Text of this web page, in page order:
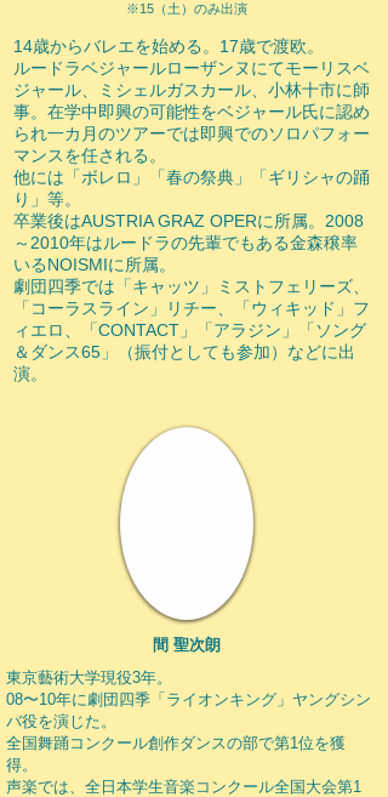
※15（土）のみ出演
14歳からバレエを始める。 17歳で渡欧。
ルードラベジャールローザンヌにてモーリスベ
ジャール、ミシェルガスカール、小林十市に師
事。 在学中即興の可能性をベジャール氏に認め
られ一カ月のツアーでは即興でのソロパフォー
マンスを任される。
他には「ボレロ」「春の祭典」「ギリシャの踊
り」等。
卒業後はAUSTRIA GRAZ OPERに所属。2008
～2010年はルードラの先輩でもある金森穣率
いるNOISMIに所属。
劇団四季では「キャッツ」ミストフェリーズ、
「コーラスライン」リチー、「ウィキッド」フ
ィエロ、「CONTACT」「アラジン」「ソング
＆ダンス65」（振付としても参加）などに出
演。
​間 聖次朗
東京藝術大学現役3年。
08〜10年に劇団四季「ライオンキング」ヤングシン
バ役を演じた。
全国舞踊コンクール創作ダンスの部で第1位を獲
得。
声楽では、全日本学生音楽コンクール全国大会第1